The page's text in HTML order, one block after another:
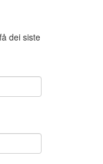
dei siste